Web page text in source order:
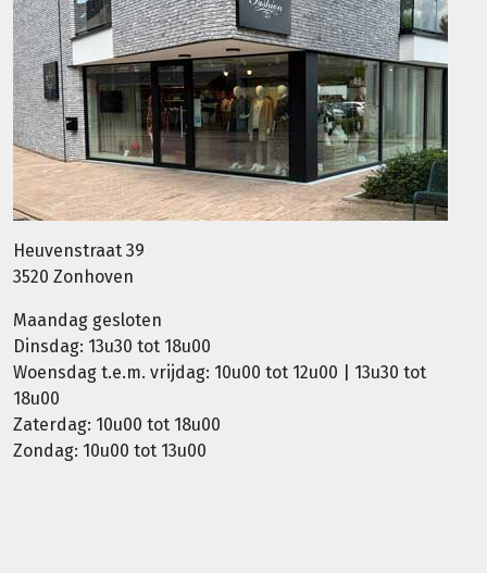
Heuvenstraat 39
3520 Zonhoven
Maandag gesloten
Dinsdag: 13u30 tot 18u00
Woensdag t.e.m. vrijdag: 10u00 tot 12u00 | 13u30 tot
18u00
Zaterdag: 10u00 tot 18u00
Zondag: 10u00 tot 13u00